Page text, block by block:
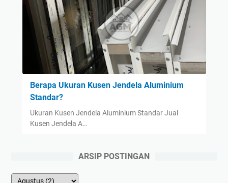
Berapa Ukuran Kusen Jendela Aluminium
Standar?
Ukuran Kusen Jendela Aluminium Standar Jual
Kusen Jendela A…
ARSIP POSTINGAN